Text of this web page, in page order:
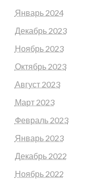
Январь 2024
Декабрь 2023
Ноябрь 2023
Октябрь 2023
Август 2023
Март 2023
Февраль 2023
Январь 2023
Декабрь 2022
Ноябрь 2022